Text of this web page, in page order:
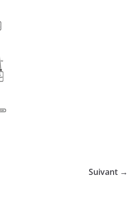
Suivant →